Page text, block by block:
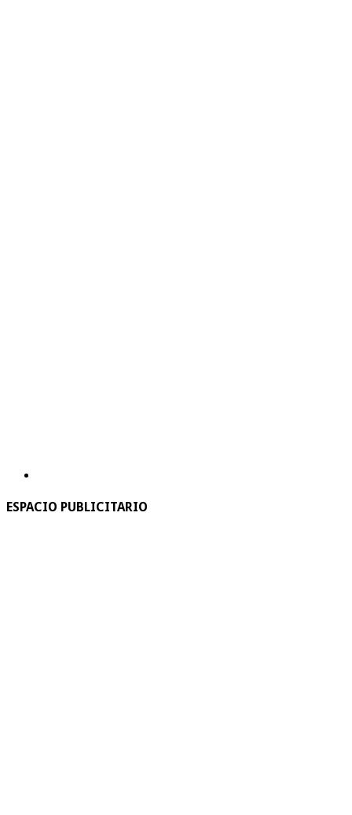
ESPACIO PUBLICITARIO